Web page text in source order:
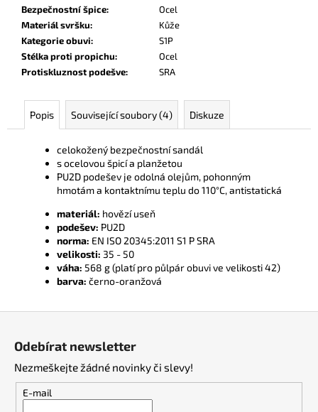
Bezpečnostní špice:
Ocel
Materiál svršku:
Kůže
Kategorie obuvi:
S1P
Stélka proti propichu:
Ocel
Protiskluznost podešve: SRA
Popis Související soubory (4) Diskuze
celokožený bezpečnostní sandál
s ocelovou špicí a planžetou
PU2D podešev je odolná olejům, pohonným
hmotám a kontaktnímu teplu do 110°C, antistatická
materiál: hovězí useň
podešev: PU2D
norma: EN ISO 20345:2011 S1 P SRA
velikosti: 35 - 50
váha: 568 g (platí pro půlpár obuvi ve velikosti 42)
barva: černo-oranžová
Odebírat newsletter
Nezmeškejte žádné novinky či slevy!
E-mail